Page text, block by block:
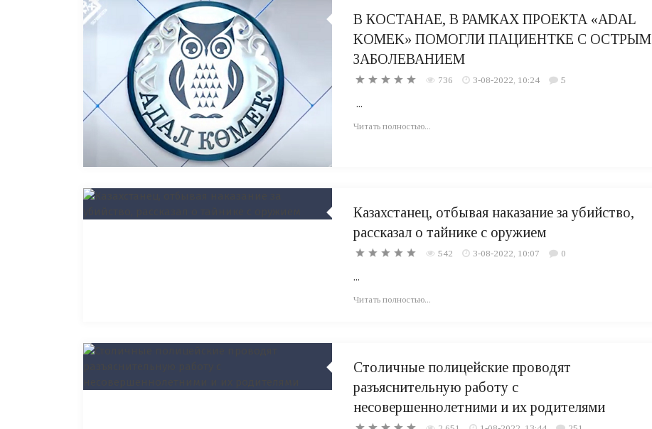
В КОСТАНАЕ, В РАМКАХ ПРОЕКТА «ADAL
KOMEK» ПОМОГЛИ ПАЦИЕНТКЕ С ОСТРЫМ
ЗАБОЛЕВАНИЕМ
736 3-08-2022, 10:24 5
...
Читать полностью...
​Казахстанец, отбывая наказание за убийство,
рассказал о тайнике с оружием
542 3-08-2022, 10:07 0
...
Читать полностью...
Столичные полицейские проводят
разъяснительную работу с
несовершеннолетними и их родителями